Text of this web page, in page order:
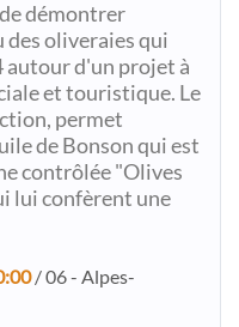
démontrer
oliveraies qui
autour d'un projet à
et touristique. Le
permet
de Bonson qui est
contrôlée "Olives
lui confèrent une
/ 06 - Alpes-